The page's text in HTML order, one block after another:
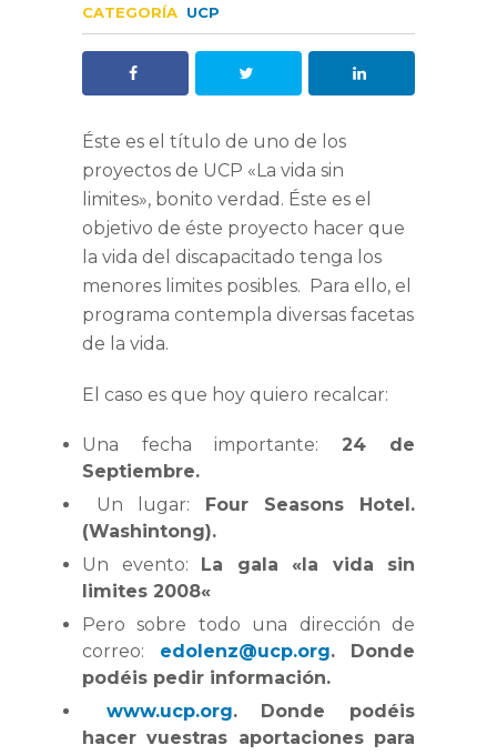
CATEGORÍA UCP
Éste es el título de uno de los
proyectos de UCP «La vida sin
limites», bonito verdad. Éste es el
objetivo de éste proyecto hacer que
la vida del discapacitado tenga los
menores limites posibles. Para ello, el
programa contempla diversas facetas
de la vida.
El caso es que hoy quiero recalcar:
Una fecha importante: 24 de
Septiembre.
Un lugar:
Four Seasons Hotel.
(Washintong).
Un evento:
La gala «la vida sin
limites 2008«
Pero sobre todo una dirección de
correo:
edolenz@ucp.org. Donde
podéis pedir información.
www.ucp.org. Donde podéis
hacer vuestras aportaciones para